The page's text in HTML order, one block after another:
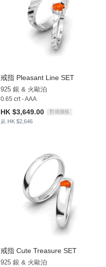
戒指 Pleasant Line SET
925 銀 & 火歐泊
0.65 crt - AAA
HK $3,649.00 對戒價格
从 HK $2,646
戒指 Cute Treasure SET
925 銀 & 火歐泊